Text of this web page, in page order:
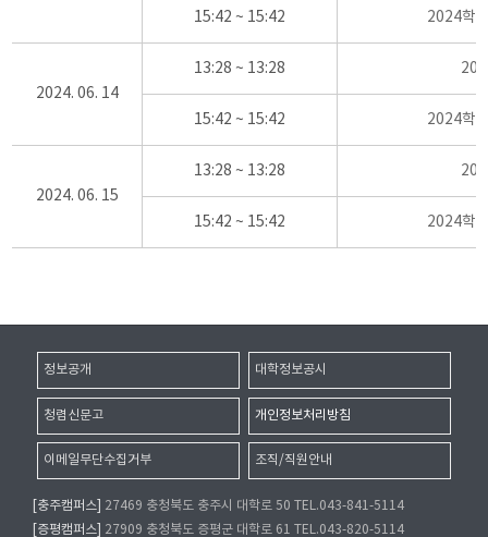
15:42 ~ 15:42 2024학
2024. 06. 14
13:28 ~ 13:28
15:42 ~ 15:42 2024학
2024. 06. 15
13:28 ~ 13:28
15:42 ~ 15:42 2024학
정보공개 대학정보공시
청렴신문고 개인정보처리방침
이메일무단수집거부 조직/직원안내
[충주캠퍼스]
27469 충청북도 충주시 대학로 50 TEL.043-841-5114
[증평캠퍼스]
27909 충청북도 증평군 대학로 61 TEL.043-820-5114